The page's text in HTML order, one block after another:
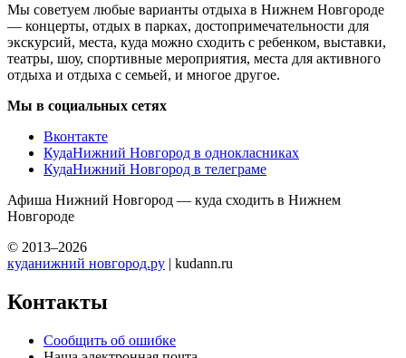
Мы советуем любые варианты отдыха в Нижнем Новгороде
— концерты, отдых в парках, достопримечательности для
экскурсий, места, куда можно сходить с ребенком, выставки,
театры, шоу, спортивные мероприятия, места для активного
отдыха и отдыха с семьей, и многое другое.
Мы в социальных сетях
Вконтакте
КудаНижний Новгород в однокласниках
КудаНижний Новгород в телеграме
Афиша Нижний Новгород — куда сходить в Нижнем
Новгороде
© 2013–2026
куданижний новгород.ру | kudann.ru
Контакты
Сообщить об ошибке